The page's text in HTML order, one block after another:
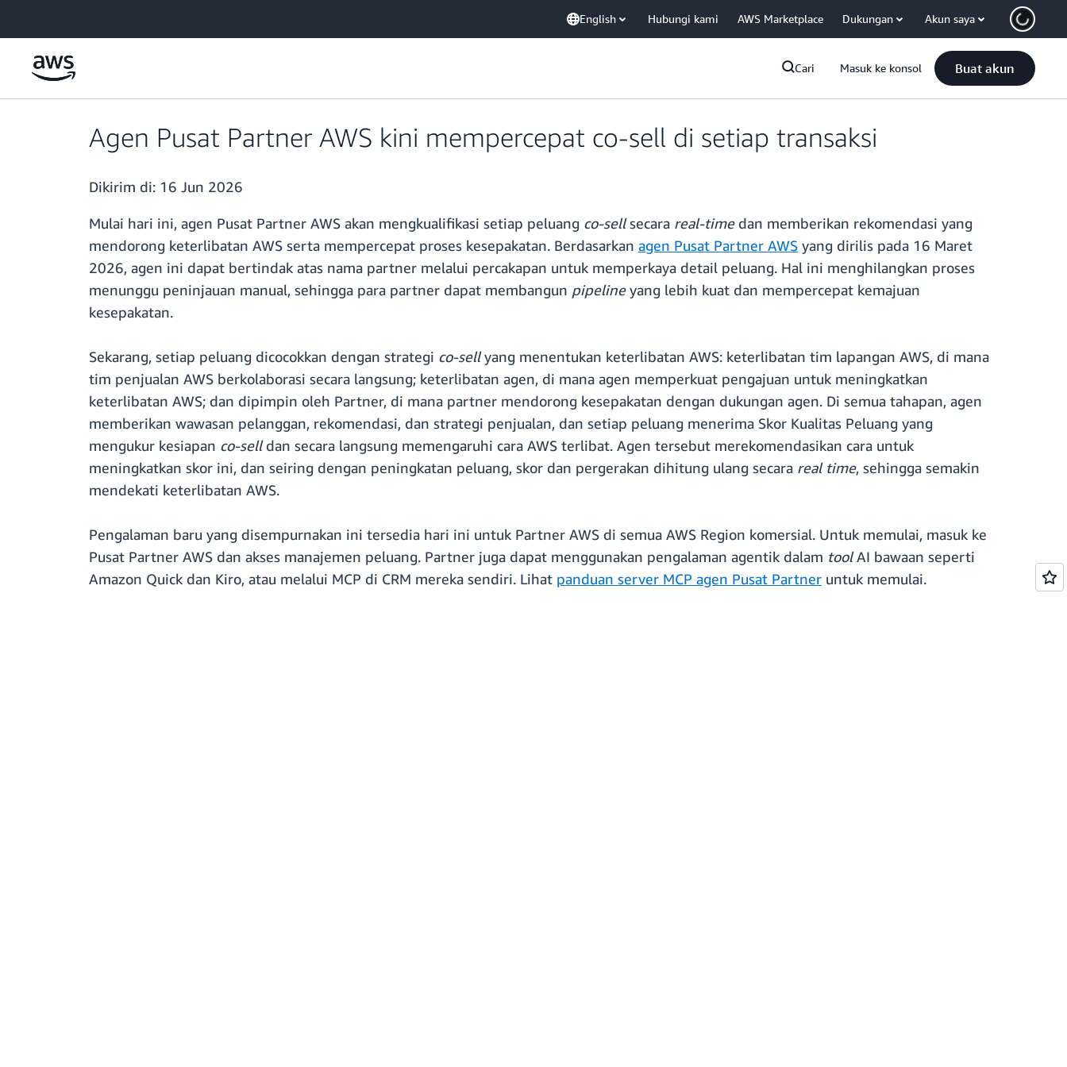
English Hubungi kami AWS Marketplace Dukungan Akun saya
Cari Masuk ke konsol Buat akun
Agen Pusat Partner AWS kini mempercepat co-sell di setiap transaksi
Dikirim di: 16 Jun 2026
Mulai hari ini, agen Pusat Partner AWS akan mengkualifikasi setiap peluang co-sellsecara real-timedan memberikan rekomendasi yang
mendorong keterlibatan AWS serta mempercepat proses kesepakatan. Berdasarkan agen Pusat Partner AWS yang dirilis pada 16 Maret
2026, agen ini dapat bertindak atas nama partner melalui percakapan untuk memperkaya detail peluang. Hal ini menghilangkan proses
menunggu peninjauan manual, sehingga para partner dapat membangun pipelineyang lebih kuat dan mempercepat kemajuan
kesepakatan.
Sekarang, setiap peluang dicocokkan dengan strategi co-sellyang menentukan keterlibatan AWS: keterlibatan tim lapangan AWS, di mana
tim penjualan AWS berkolaborasi secara langsung; keterlibatan agen, di mana agen memperkuat pengajuan untuk meningkatkan
keterlibatan AWS; dan dipimpin oleh Partner, di mana partner mendorong kesepakatan dengan dukungan agen. Di semua tahapan, agen
memberikan wawasan pelanggan, rekomendasi, dan strategi penjualan, dan setiap peluang menerima Skor Kualitas Peluang yang
mengukur kesiapan co-selldan secara langsung memengaruhi cara AWS terlibat. Agen tersebut merekomendasikan cara untuk
meningkatkan skor ini, dan seiring dengan peningkatan peluang, skor dan pergerakan dihitung ulang secara real time, sehingga semakin
mendekati keterlibatan AWS.
Pengalaman baru yang disempurnakan ini tersedia hari ini untuk Partner AWS di semua AWS Region komersial. Untuk memulai, masuk ke
Pusat Partner AWS dan akses manajemen peluang. Partner juga dapat menggunakan pengalaman agentik dalam toolAI bawaan seperti
Amazon Quick dan Kiro, atau melalui MCP di CRM mereka sendiri. Lihat panduan server MCP agen Pusat Partner untuk memulai.